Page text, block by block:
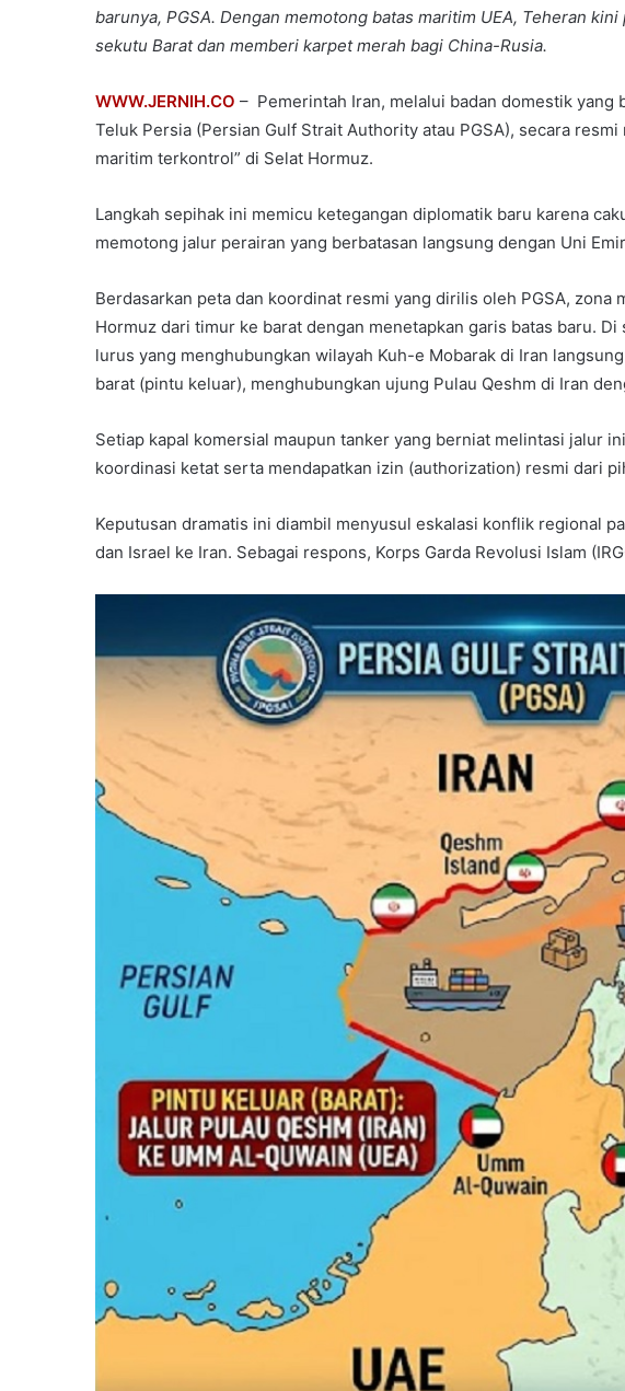
barunya, PGSA. Dengan memotong batas maritim UEA, Teheran
sekutu Barat dan memberi karpet merah bagi China-Rusia.
WWW.JERNIH.CO – Pemerintah Iran, melalui badan domestik yang
Teluk Persia (Persian Gulf Strait Authority atau PGSA), secara
maritim terkontrol” di Selat Hormuz.
Langkah sepihak ini memicu ketegangan diplomatik baru karena
memotong jalur perairan yang berbatasan langsung dengan Uni
Berdasarkan peta dan koordinat resmi yang dirilis oleh PGSA,
Hormuz dari timur ke barat dengan menetapkan garis batas baru.
lurus yang menghubungkan wilayah Kuh-e Mobarak di Iran
barat (pintu keluar), menghubungkan ujung Pulau Qeshm di Iran
Setiap kapal komersial maupun tanker yang berniat melintasi jalur
koordinasi ketat serta mendapatkan izin (authorization) resmi dari
Keputusan dramatis ini diambil menyusul eskalasi konflik regional
dan Israel ke Iran. Sebagai respons, Korps Garda Revolusi Islam